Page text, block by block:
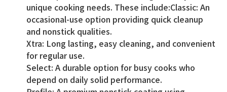
unique cooking needs. These include:Classic: An
occasional-use option providing quick cleanup
and nonstick qualities.
Xtra: Long lasting, easy cleaning, and convenient
for regular use.
Select: A durable option for busy cooks who
depend on daily solid performance.